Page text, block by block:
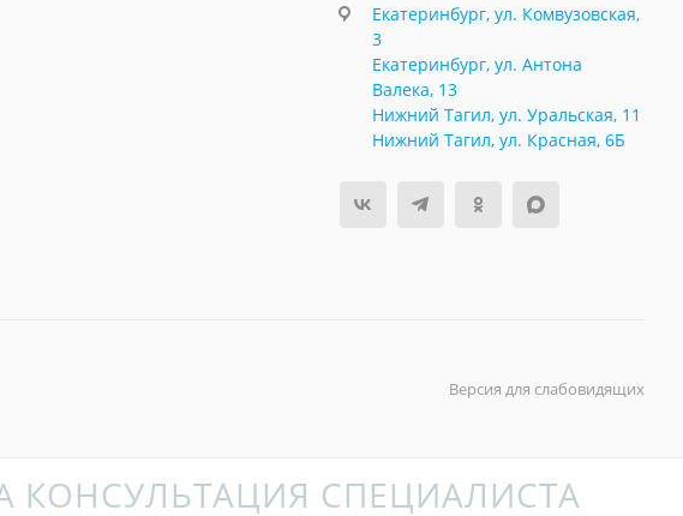
Екатеринбург, ул. Комвузовская,
3
Екатеринбург, ул. Антона
Валека, 13
Нижний Тагил, ул. Уральская, 11
Нижний Тагил, ул. Красная, 6Б
Версия для слабовидящих
СПЕЦИАЛИСТА